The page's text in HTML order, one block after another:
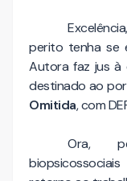
perito tenha se
Autora faz jus à
destinado ao
Omitida, com
Ora,